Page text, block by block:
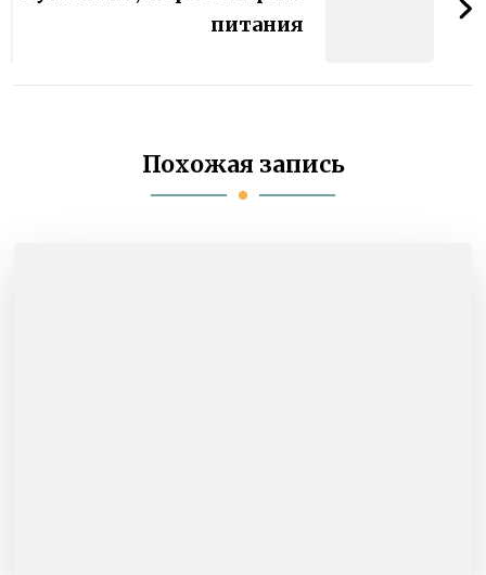
питания
Похожая запись